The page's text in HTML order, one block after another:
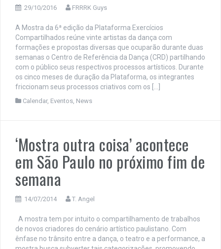
29/10/2016 FRRRK Guys
A Mostra da 6ª edição da Plataforma Exercícios
Compartilhados reúne vinte artistas da dança com
formações e propostas diversas que ocuparão durante duas
semanas o Centro de Referência da Dança (CRD) partilhando
com o público seus respectivos processos artísticos. Durante
os cinco meses de duração da Plataforma, os integrantes
friccionam seus processos criativos com os […]
Calendar, Eventos, News
‘Mostra outra coisa’ acontece
em São Paulo no próximo fim de
semana
14/07/2014 T. Angel
A mostra tem por intuito o compartilhamento de trabalhos
de novos criadores do cenário artístico paulistano. Com
ênfase no trânsito entre a dança, o teatro e a performance, a